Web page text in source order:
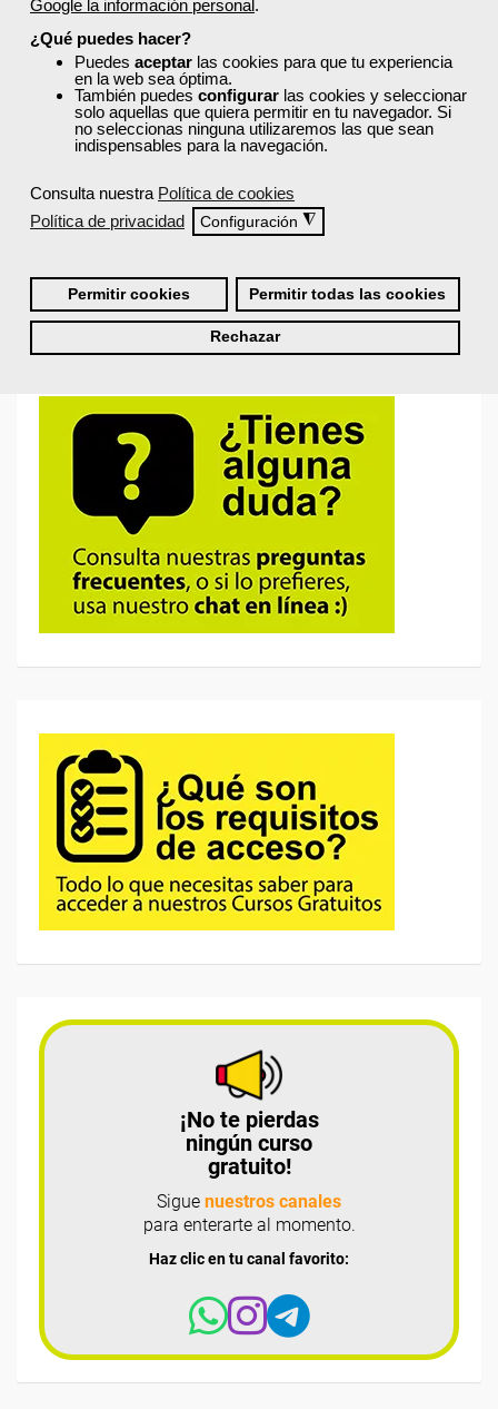
Google la información personal .
¿Qué puedes hacer?
Puedes aceptar las cookies para que tu experiencia
en la web sea óptima.
También puedes configurar las cookies y seleccionar
solo aquellas que quiera permitir en tu navegador. Si
no seleccionas ninguna utilizaremos las que sean
indispensables para la navegación.
Consulta nuestra Política de cookies
Política de privacidad
Configuración ◮
Permitir cookies Permitir todas las cookies
Rechazar
Iniciar sesión
¿No recuerdas tu nombre de usuario o contraseña?
¡No te pierdas
ningún curso
gratuito!
Sigue nuestros canales
para enterarte al momento.
Haz clic en tu canal favorito: